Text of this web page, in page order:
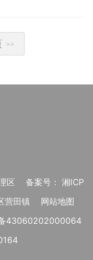
>>
区
备案号： 湘ICP
营田镇
网站地图
43060202000064